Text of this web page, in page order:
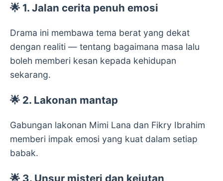
🌟 1. Jalan cerita penuh emosi
Drama ini membawa tema berat yang dekat
dengan realiti — tentang bagaimana masa lalu
boleh memberi kesan kepada kehidupan
sekarang.
🌟 2. Lakonan mantap
Gabungan lakonan Mimi Lana dan Fikry Ibrahim
memberi impak emosi yang kuat dalam setiap
babak.
🌟 3. Unsur misteri dan kejutan